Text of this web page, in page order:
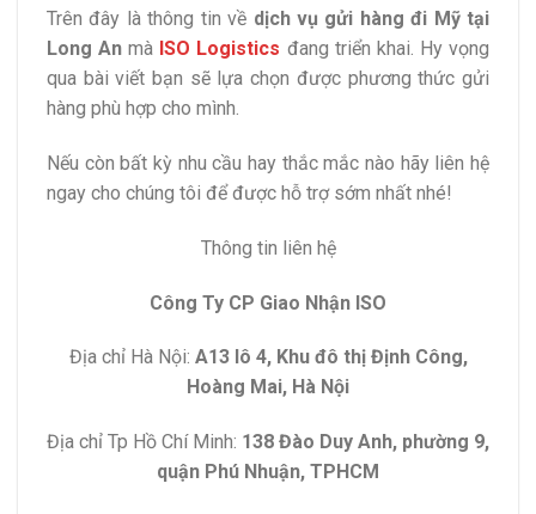
Trên đây là thông tin về dịch vụ gửi hàng đi Mỹ tại
Long An mà ISO Logistics đang triển khai. Hy vọng
qua bài viết bạn sẽ lựa chọn được phương thức gửi
hàng phù hợp cho mình.
Nếu còn bất kỳ nhu cầu hay thắc mắc nào hãy liên hệ
ngay cho chúng tôi để được hỗ trợ sớm nhất nhé!
Thông tin liên hệ
Công Ty CP Giao Nhận ISO
Địa chỉ Hà Nội: A13 lô 4, Khu đô thị Định Công,
Hoàng Mai, Hà Nội
Địa chỉ Tp Hồ Chí Minh: 138 Đào Duy Anh, phường 9,
quận Phú Nhuận, TPHCM